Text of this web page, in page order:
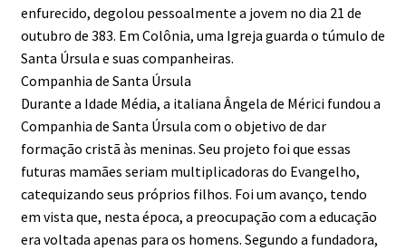
enfurecido, degolou pessoalmente a jovem no dia 21 de
outubro de 383. Em Colônia, uma Igreja guarda o túmulo de
Santa Úrsula e suas companheiras.
Companhia de Santa Úrsula
Durante a Idade Média, a italiana Ângela de Mérici fundou a
Companhia de Santa Úrsula com o objetivo de dar
formação cristã às meninas. Seu projeto foi que essas
futuras mamães seriam multiplicadoras do Evangelho,
catequizando seus próprios filhos. Foi um avanço, tendo
em vista que, nesta época, a preocupação com a educação
era voltada apenas para os homens. Segundo a fundadora,